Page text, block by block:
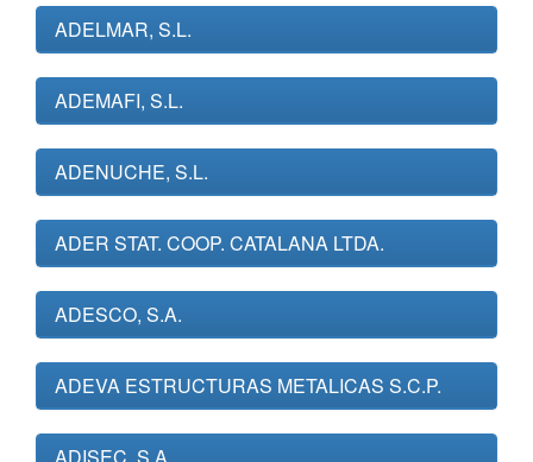
ADELMAR, S.L.
ADEMAFI, S.L.
ADENUCHE, S.L.
ADER STAT. COOP. CATALANA LTDA.
ADESCO, S.A.
ADEVA ESTRUCTURAS METALICAS S.C.P.